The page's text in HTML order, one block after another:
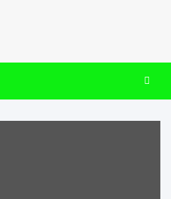
87.7, 106